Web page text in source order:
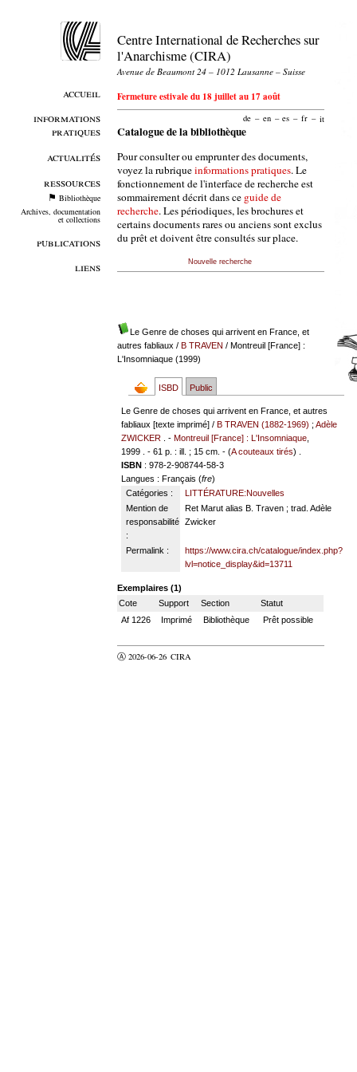
accueil
informations
pratiques
actualités
ressources
Bibliothèque
Archives, documentation
et collections
publications
liens
Centre International de Recherches sur
l'Anarchisme (CIRA)
Avenue de Beaumont 24 – 1012 Lausanne – Suisse
Fermeture estivale du 18 juillet au 17 août
de – en – es – fr – it
Catalogue de la bibliothèque
Pour consulter ou emprunter des documents,
voyez la rubriqueinformations pratiques. Le
fonctionnement de l'interface de recherche est
sommairement décrit dans ce guide de
recherche. Les périodiques, les brochures et
certains documents rares ou anciens sont exclus
du prêt et doivent être consultés sur place.
Nouvelle recherche
Le Genre de choses qui arrivent en France, et
autres fabliaux / B TRAVEN / Montreuil [France] :
L'Insomniaque (1999)
ISBD Public
Le Genre de choses qui arrivent en France, et autres
fabliaux [texte imprimé] /B TRAVEN (1882-1969) ;Adèle
ZWICKER . -Montreuil [France] : L'Insomniaque
1999 . - 61 p. : ill. ; 15 cm. - (A couteaux tirés) .
ISBN : 978-2-908744-58-3
Langues : Français (fre)
Catégories :
LITTÉRATURE:Nouvelles
Mention de
responsabilité
:
Ret Marut alias B. Traven ; trad. Adèle
Zwicker
Permalink :
https://www.cira.ch/catalogue/index.php?
lvl=notice_display&id=13711
Exemplaires (1)
Cote
Support Section
Statut
Af 1226
Imprimé Bibliothèque Prêt possible
Ⓐ 2026-06-26 CIRA